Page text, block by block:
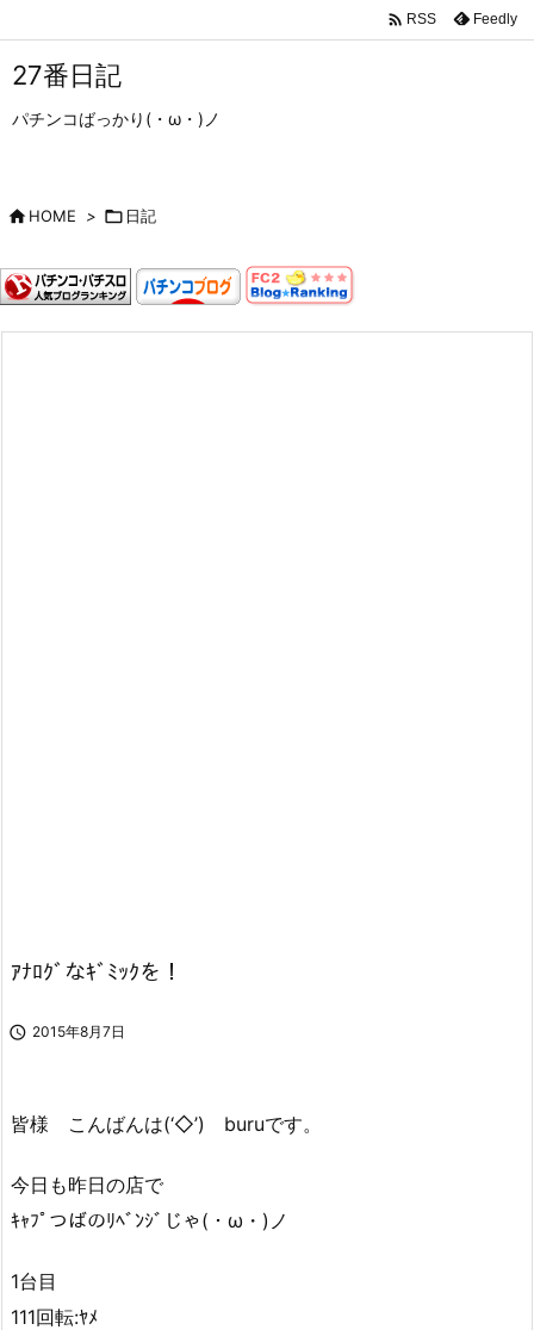
 RSS Feedly
27番日記
パチンコばっかり(・ω・)ノ
HOME >  日記
ｱﾅﾛｸﾞなｷﾞﾐｯｸを！
 2015年8月7日
皆様 こんばんは(‘◇’)ゞburuです。
今日も昨日の店で
ｷｬﾌﾟつばのﾘﾍﾞﾝｼﾞじゃ(・ω・)ノ
1台目
111回転:ﾔﾒ